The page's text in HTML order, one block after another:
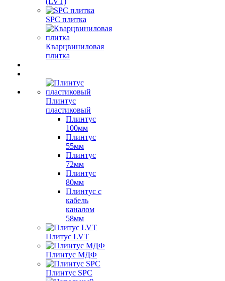
SPC плитка
Кварцвиниловая
плитка
Плинтус
пластиковый
Плинтус
100мм
Плинтус
55мм
Плинтус
72мм
Плинтус
80мм
Плинтус с
кабель
каналом
58мм
Плитус LVT
Плинтус МДФ
Плинтус SPC